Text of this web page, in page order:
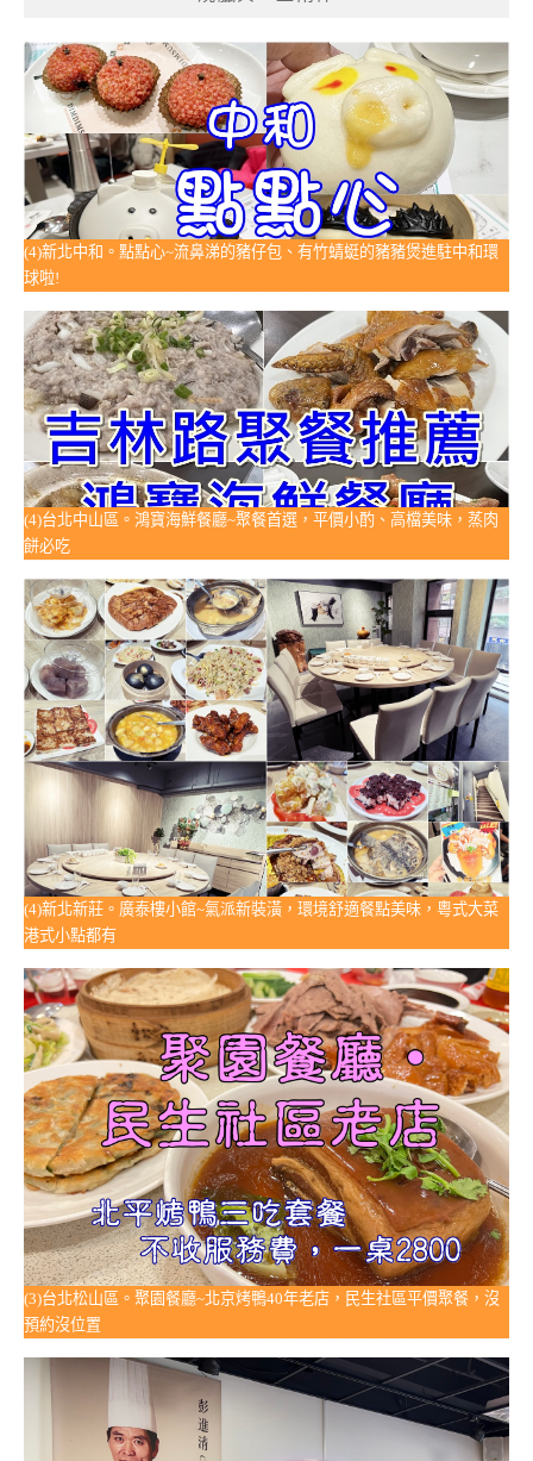
(4)新北中和。點點心~流鼻涕的豬仔包、有竹蜻蜓的豬豬煲進駐中和環
球啦!
(4)台北中山區。鴻寶海鮮餐廳~聚餐首選，平價小酌、高檔美味，蒸肉
餅必吃
(4)新北新莊。廣泰樓小館~氣派新裝潢，環境舒適餐點美味，粵式大菜
港式小點都有
(3)台北松山區。聚園餐廳~北京烤鴨40年老店，民生社區平價聚餐，沒
預約沒位置